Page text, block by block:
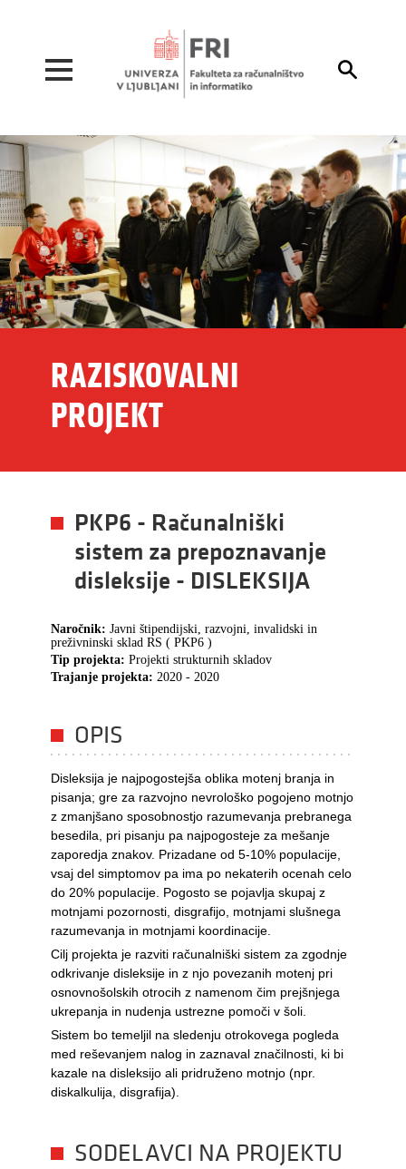

RAZISKOVALNI
PROJEKT
PKP6 - Računalniški
sistem za prepoznavanje
disleksije - DISLEKSIJA
Naročnik: Javni štipendijski, razvojni, invalidski in
preživninski sklad RS ( PKP6 )
Tip projekta: Projekti strukturnih skladov
Trajanje projekta: 2020 - 2020
OPIS
Disleksija je najpogostejša oblika motenj branja in
pisanja; gre za razvojno nevrološko pogojeno motnjo
z zmanjšano sposobnostjo razumevanja prebranega
besedila, pri pisanju pa najpogosteje za mešanje
zaporedja znakov. Prizadane od 5-10% populacije,
vsaj del simptomov pa ima po nekaterih ocenah celo
do 20% populacije. Pogosto se pojavlja skupaj z
motnjami pozornosti, disgrafijo, motnjami slušnega
razumevanja in motnjami koordinacije.
Cilj projekta je razviti računalniški sistem za zgodnje
odkrivanje disleksije in z njo povezanih motenj pri
osnovnošolskih otrocih z namenom čim prejšnjega
ukrepanja in nudenja ustrezne pomoči v šoli.
Sistem bo temeljil na sledenju otrokovega pogleda
med reševanjem nalog in zaznaval značilnosti, ki bi
kazale na disleksijo ali pridruženo motnjo (npr.
diskalkulija, disgrafija).
SODELAVCI NA PROJEKTU